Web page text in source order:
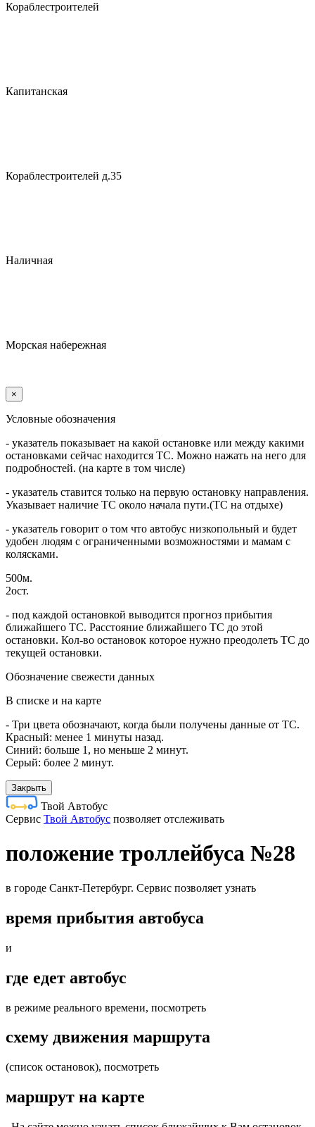
Кораблестроителей
Капитанская
Кораблестроителей д.35
Наличная
Морская набережная
×
Условные обозначения
- указатель показывает на какой остановке или между какими
остановками сейчас находится ТС. Можно нажать на него для
подробностей. (на карте в том числе)
- указатель ставится только на первую остановку направления.
Указывает наличие ТС около начала пути.(ТС на отдыхе)
- указатель говорит о том что автобус низкопольный и будет
удобен людям с ограниченными возможностями и мамам с
колясками.
500м.
2ост.
- под каждой остановкой выводится прогноз прибытия
ближайшего ТС. Расстояние ближайшего ТС до этой
остановки. Кол-во остановок которое нужно преодолеть ТС до
текущей остановки.
Обозначение свежести данных
В списке и на карте
- Три цвета обозначают, когда были получены данные от ТС.
Красный: менее 1 минуты назад.
Синий: больше 1, но меньше 2 минут.
Серый: более 2 минут.
Закрыть
Твой Автобус
Cервис Твой Автобус позволяет отслеживать
положение троллейбуса №28
в городе Санкт-Петербург. Сервис позволяет узнать
время прибытия автобуса
и
где едет автобус
в режиме реального времени, посмотреть
схему движения маршрута
(список остановок), посмотреть
маршрут на карте